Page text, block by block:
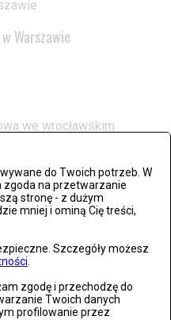
do Twoich potrzeb. W
zgoda na przetwarzanie
stronę - z dużym
mniej i ominą Cię treści,
Szczegóły możesz
zgodę i przechodzę do
Twoich danych
profilowanie przez
Warszawie
we wrocławskim